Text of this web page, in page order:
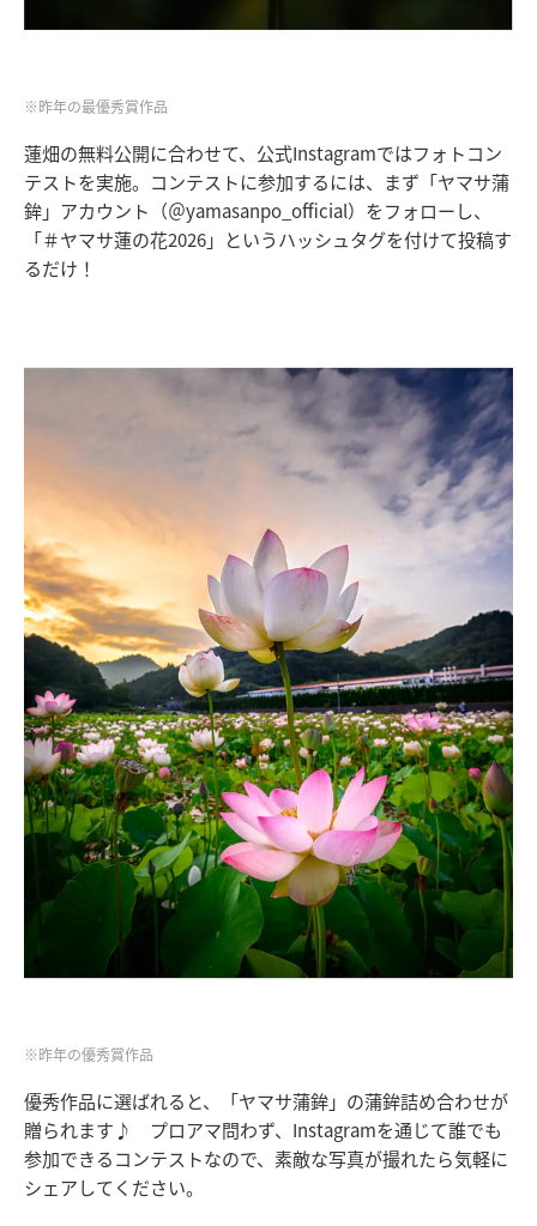
※昨年の最優秀賞作品
蓮畑の無料公開に合わせて、公式Instagramではフォトコン
テストを実施。コンテストに参加するには、まず「ヤマサ蒲
鉾」アカウント（＠yamasanpo_official）をフォローし、
「＃ヤマサ蓮の花2026」というハッシュタグを付けて投稿す
るだけ！
※昨年の優秀賞作品
優秀作品に選ばれると、「ヤマサ蒲鉾」の蒲鉾詰め合わせが
贈られます♪ プロアマ問わず、Instagramを通じて誰でも
参加できるコンテストなので、素敵な写真が撮れたら気軽に
シェアしてください。